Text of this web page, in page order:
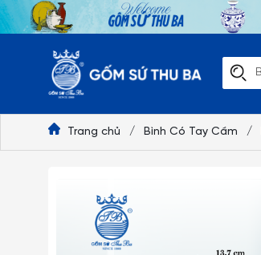
Trang chủ / Bình Có Tay Cầm /